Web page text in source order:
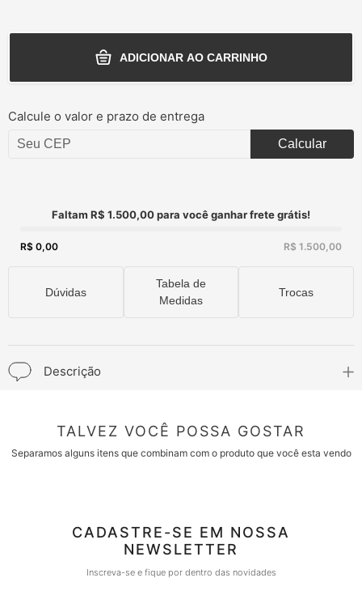
ADICIONAR AO CARRINHO
Calcule o valor e prazo de entrega
Calcular
Faltam R$ 1.500,00 para você ganhar frete grátis!
R$ 0,00 R$ 1.500,00
Dúvidas
Tabela de
Medidas
Trocas
Descrição
TALVEZ VOCÊ POSSA GOSTAR
Separamos alguns itens que combinam com o produto que você esta vendo
CADASTRE-SE EM NOSSA
NEWSLETTER
Inscreva-se e fique por dentro das novidades